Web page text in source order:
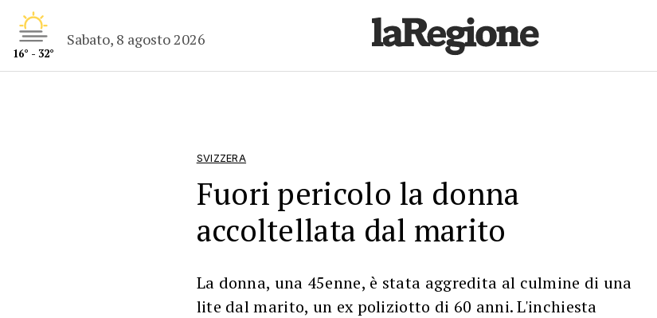
16° - 32°
Sabato, 8 agosto 2026
SVIZZERA
Fuori pericolo la donna
accoltellata dal marito
La donna, una 45enne, è stata aggredita al culmine di una
lite dal marito, un ex poliziotto di 60 anni. L'inchiesta